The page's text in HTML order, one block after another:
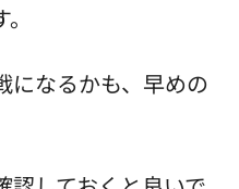
になるかも、早めの